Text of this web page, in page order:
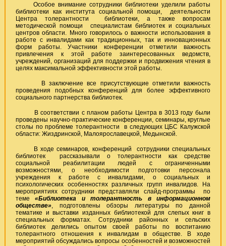
Особое внимание сотрудники библиотеки уделили работы
библиотеки как института социальной помощи, деятельности
Центра толерантности библиотеки, а также вопросам
методической помощи специалистам библиотек и социальных
центров области. Много говорилось о важности использования в
работе с инвалидами как традиционных, так и инновационных
форм работы. Участники конференции отметили важность
привлечения к этой работе заинтересованных ведомств,
учреждений, организаций для поддержки и продвижения чтения в
целях максимальной эффективности этой работы.
В заключение все присутствующие отметили важность
проведения подобных конференций для более эффективного
социального партнерства библиотек.
В соответствии с планом работы Центра в 3013 году были
проведены научно-практические конференции, семинары, круглые
столы по проблеме толерантности в следующих ЦБС Калужской
области: Жиздринской, Малоярославецкой, Медынской.
В ходе семинаров, конференций сотрудники специальных
библиотек рассказывали о толерантности как средстве
социальной реабилитации людей с ограниченными
возможностями, о необходимости подготовки персонала
учреждения к работе с инвалидами, о социальных и
психологических особенностях различных групп инвалидов. На
мероприятиях сотрудники представляли слайд-программы по
теме«Библиотека и толерантность в информационном
обществе», подготовлены обзоры литературы по данной
тематике и выставки изданных библиотекой для слепых книг в
специальных форматах. Сотрудники районных и сельских
библиотек делились опытом своей работы по воспитанию
толерантного отношения к инвалидам в обществе. В ходе
мероприятий обсуждались вопросы особенностей и возможностей